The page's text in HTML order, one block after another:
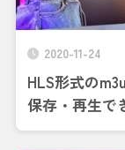
2020-11-24
HLS形式の
保存・再生で